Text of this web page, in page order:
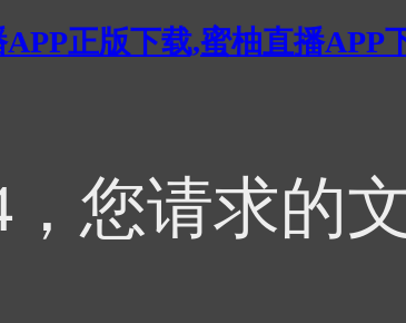
正版下载,蜜柚直播APP
，您请求的